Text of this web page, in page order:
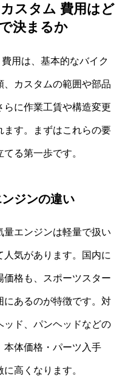
スタム 費用はど
決まるか
用は、基本的なバイク
カスタムの範囲や部品
に作業工賃や構造変更
ます。まずはこれらの要
る第一歩です。
ジンの違い
量エンジンは軽量で扱い
気があります。国内に
価格も、スポーツスター
にあるのが特徴です。対
ッド、パンヘッドなどの
本体価格・パーツ入手
高くなります。